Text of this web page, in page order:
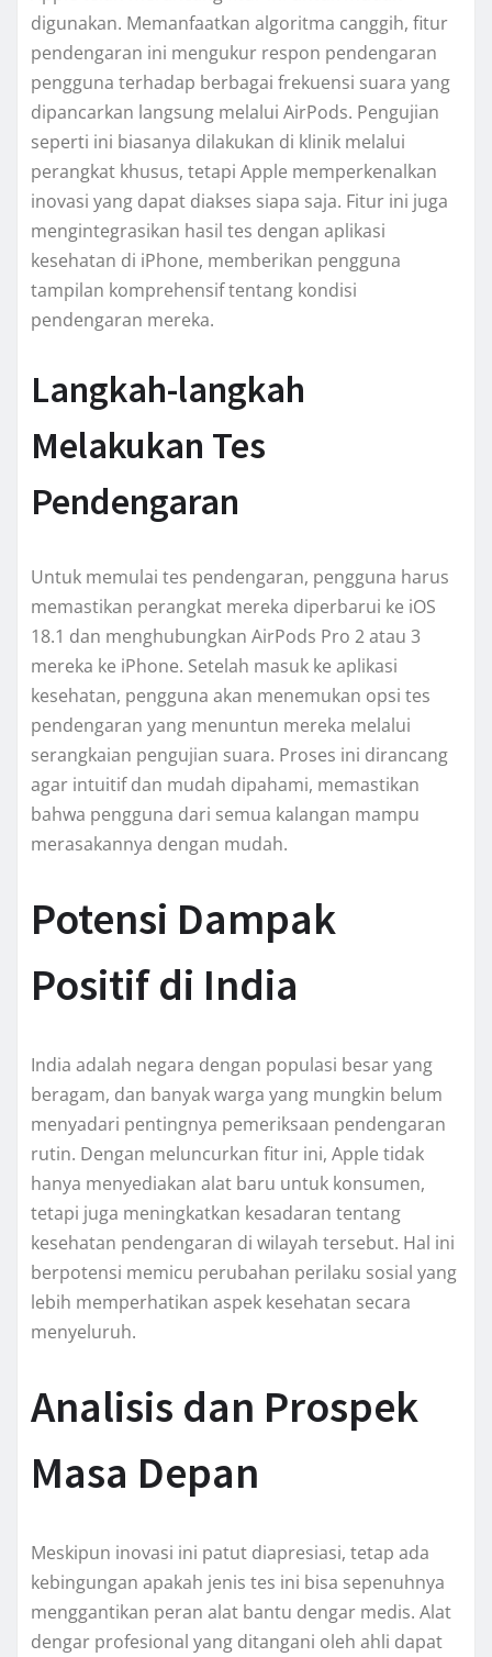
digunakan. Memanfaatkan algoritma canggih, fitur
pendengaran ini mengukur respon pendengaran
pengguna terhadap berbagai frekuensi suara yang
dipancarkan langsung melalui AirPods. Pengujian
seperti ini biasanya dilakukan di klinik melalui
perangkat khusus, tetapi Apple memperkenalkan
inovasi yang dapat diakses siapa saja. Fitur ini juga
mengintegrasikan hasil tes dengan aplikasi
kesehatan di iPhone, memberikan pengguna
tampilan komprehensif tentang kondisi
pendengaran mereka.
Langkah-langkah
Melakukan Tes
Pendengaran
Untuk memulai tes pendengaran, pengguna harus
memastikan perangkat mereka diperbarui ke iOS
18.1 dan menghubungkan AirPods Pro 2 atau 3
mereka ke iPhone. Setelah masuk ke aplikasi
kesehatan, pengguna akan menemukan opsi tes
pendengaran yang menuntun mereka melalui
serangkaian pengujian suara. Proses ini dirancang
agar intuitif dan mudah dipahami, memastikan
bahwa pengguna dari semua kalangan mampu
merasakannya dengan mudah.
Potensi Dampak
Positif di India
India adalah negara dengan populasi besar yang
beragam, dan banyak warga yang mungkin belum
menyadari pentingnya pemeriksaan pendengaran
rutin. Dengan meluncurkan fitur ini, Apple tidak
hanya menyediakan alat baru untuk konsumen,
tetapi juga meningkatkan kesadaran tentang
kesehatan pendengaran di wilayah tersebut. Hal ini
berpotensi memicu perubahan perilaku sosial yang
lebih memperhatikan aspek kesehatan secara
menyeluruh.
Analisis dan Prospek
Masa Depan
Meskipun inovasi ini patut diapresiasi, tetap ada
kebingungan apakah jenis tes ini bisa sepenuhnya
menggantikan peran alat bantu dengar medis. Alat
dengar profesional yang ditangani oleh ahli dapat